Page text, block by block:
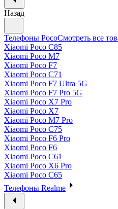
Назад
Телефоны PocoСмотреть все
Xiaomi Poco C85
Xiaomi Poco M7
Xiaomi Poco F7
Xiaomi Poco C71
Xiaomi Poco F7 Ultra 5G
Xiaomi Poco F7 Pro 5G
Xiaomi Poco X7 Pro
Xiaomi Poco X7
Xiaomi Poco M7 Pro
Xiaomi Poco C75
Xiaomi Poco F6 Pro
Xiaomi Poco F6
Xiaomi Poco C61
Xiaomi Poco X6 Pro
Xiaomi Poco C65
Телефоны Realme